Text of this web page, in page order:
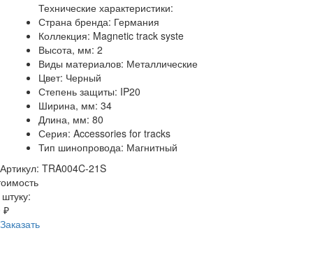
Технические характеристики:
Страна бренда: Германия
Коллекция: Magnetic track syste
Высота, мм: 2
Виды материалов: Металлические
Цвет: Черный
Степень защиты: IP20
Ширина, мм: 34
Длина, мм: 80
Серия: Accessories for tracks
Тип шинопровода: Магнитный
Артикул: TRA004C-21S
₽
Заказать